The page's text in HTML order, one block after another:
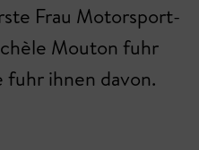
Frau Motorsport-
Mouton fuhr
fuhr ihnen davon.